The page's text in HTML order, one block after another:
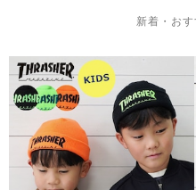
新着・お